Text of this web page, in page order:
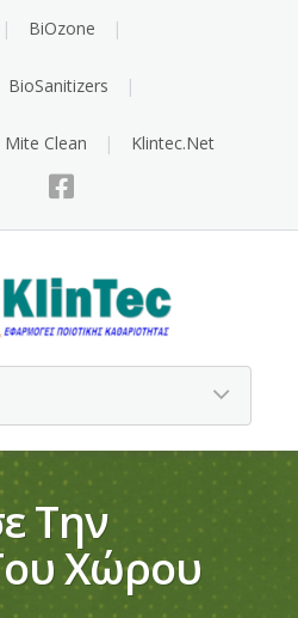
BiOzone
BioSanitizers
Mite Clean Klintec.Net
Την
Χώρου